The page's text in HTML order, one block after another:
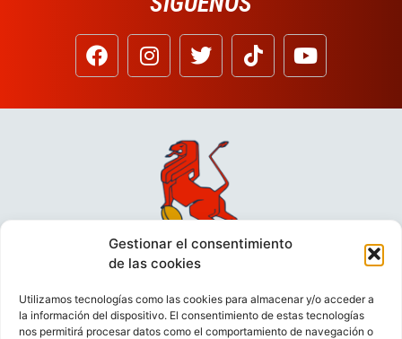
Gestionar el consentimiento
de las cookies
Utilizamos tecnologías como las cookies para almacenar y/o acceder a
la información del dispositivo. El consentimiento de estas tecnologías
nos permitirá procesar datos como el comportamiento de navegación o